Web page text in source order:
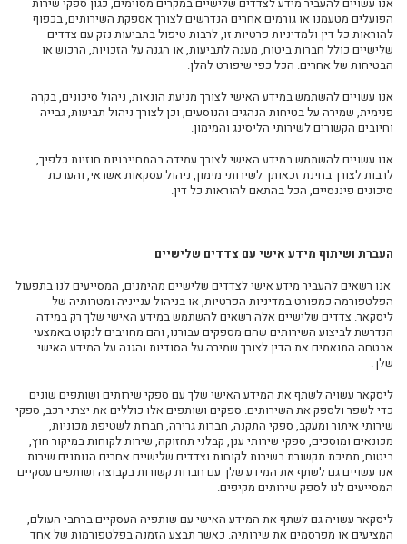
הפועלים מטעמנו או גורמים אחרים הנדרשים לצורך אספקת השירותים, בכפוף
להוראות כל דין ולמדיניות פרטיות זו, לרבות טיפול בתביעות נזק עם צדדים
שלישיים כולל חברות ביטוח, מענה לתביעות, או הגנה על הזכויות, הרכוש או
הבטיחות של אחרים. הכל כפי שיפורט להלן.
אנו עשויים להשתמש במידע האישי לצורך מניעת הונאות, ניהול סיכונים, בקרה
פנימית, שמירה על בטיחות הנהגים והנוסעים, וכן לצורך ניהול תביעות, גבייה
וחיובים הקשורים לשירותי הליסינג והמימון.
אנו עשויים להשתמש במידע האישי לצורך עמידה בהתחייבויות חוזיות כלפיך,
לרבות לצורך בחינת זכאותך לשירותי מימון, ניהול עסקאות אשראי, והערכת
סיכונים פיננסיים, הכל בהתאם להוראות כל דין.
העברת ושיתוף מידע אישי עם צדדים שלישיים
אנו רשאים להעביר מידע אישי לצדדים שלישיים מהימנים, המסייעים לנו בתפעול
הפלטפורמה כמפורט במדיניות הפרטיות, או בניהול ענייניה ומטרותיה של
ליסקאר. צדדים שלישיים אלה רשאים להשתמש במידע האישי שלך רק במידה
הנדרשת לביצוע השירותים שהם מספקים עבורנו, והם מחויבים לנקוט באמצעי
אבטחה התואמים את הדין לצורך שמירה על הסודיות והגנה על המידע האישי
שלך.
ליסקאר עשויה לשתף את המידע האישי שלך עם ספקי שירותים ושותפים שונים
כדי לשפר ולספק את השירותים. ספקים ושותפים אלו כוללים את יצרני רכב, ספקי
שירותי איתור ומעקב, ספקי התקנה, חברות גרירה, חברות לשטיפת מכוניות,
מכונאים ומוסכים, ספקי שירותי ענן, קבלני תחזוקה, שירות לקוחות במיקור חוץ,
ביטוח, תמיכת תקשורת בשירות לקוחות וצדדים שלישיים אחרים הנותנים שירות.
אנו עשויים גם לשתף את המידע שלך עם חברות קשורות בקבוצה ושותפים עסקיים
המסייעים לנו לספק שירותים מקיפים.
ליסקאר עשויה גם לשתף את המידע האישי עם שותפיה העסקיים ברחבי העולם,
המציעים או מפרסמים את שירותיה. כאשר תבצע הזמנה בפלטפורמות של אחד